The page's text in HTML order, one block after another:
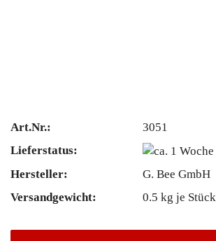
Art.Nr.:
3051
Lieferstatus:
Hersteller:
G. Bee GmbH
Versandgewicht:
0.5 kg je Stück